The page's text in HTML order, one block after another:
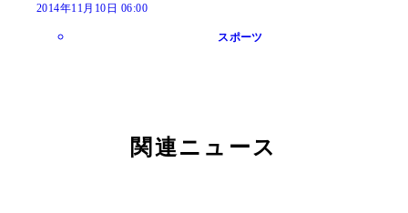
2014年11月10日 06:00
スポーツ
関連ニュース